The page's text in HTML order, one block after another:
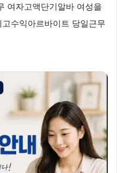
여자고액단기알바 여성을
수익아르바이트 당일근무